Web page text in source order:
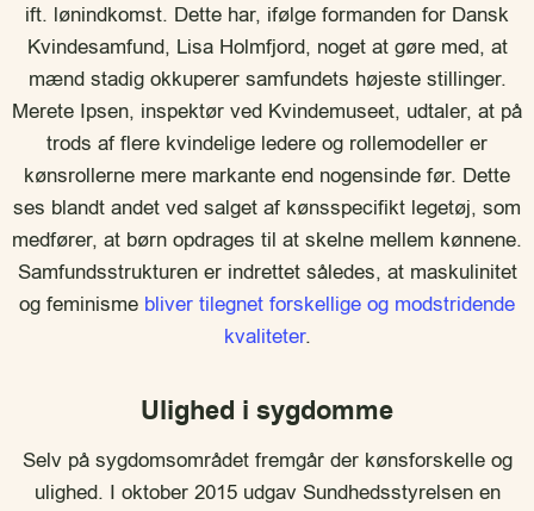
ift. lønindkomst. Dette har, ifølge formanden for Dansk
Kvindesamfund, Lisa Holmfjord, noget at gøre med, at
mænd stadig okkuperer samfundets højeste stillinger.
Merete Ipsen, inspektør ved Kvindemuseet, udtaler, at på
trods af flere kvindelige ledere og rollemodeller er
kønsrollerne mere markante end nogensinde før. Dette
ses blandt andet ved salget af kønsspecifikt legetøj, som
medfører, at børn opdrages til at skelne mellem kønnene.
Samfundsstrukturen er indrettet således, at maskulinitet
og feminisme bliver tilegnet forskellige og modstridende
kvaliteter.
Ulighed i sygdomme
Selv på sygdomsområdet fremgår der kønsforskelle og
ulighed. I oktober 2015 udgav Sundhedsstyrelsen en